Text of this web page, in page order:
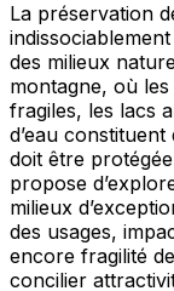
La préservation
des milieux
montagne, où
fragiles, les lacs
d’eau
doit être
propose
milieux
des usages,
encore fragilité
concilier